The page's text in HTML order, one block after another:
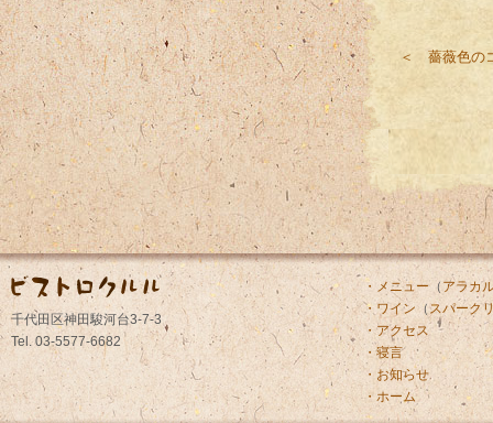
＜ 薔薇色の
千代田区神田駿河台3-7-3
Tel. 03-5577-6682
・メニュー（ アラカ
・ワイン （スパーク
・アクセス
・寝言
・お知らせ
・ホーム